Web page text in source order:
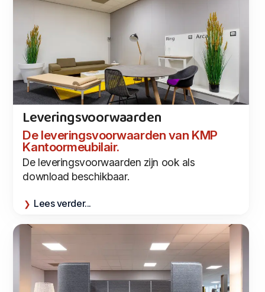
Leveringsvoorwaarden
De leveringsvoorwaarden van KMP
Kantoormeubilair.
De leveringsvoorwaarden zijn ook als
download beschikbaar.
Lees verder...